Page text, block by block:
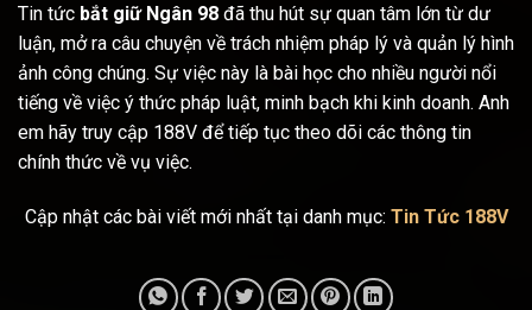
Tin tức bắt giữ Ngân 98 đã thu hút sự quan tâm lớn từ dư
luận, mở ra câu chuyện về trách nhiệm pháp lý và quản lý hình
ảnh công chúng. Sự việc này là bài học cho nhiều người nổi
tiếng về việc ý thức pháp luật, minh bạch khi kinh doanh. Anh
em hãy truy cập 188V để tiếp tục theo dõi các thông tin
chính thức về vụ việc.
Cập nhật các bài viết mới nhất tại danh mục: Tin Tức 188V